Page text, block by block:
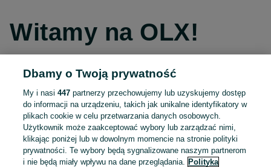
Witamy na OLX!
Kontynuuj przez Facebooka
Kontynuuj przez konto Apple
Kontynuuj przez konto Google
Dbamy o Twoją prywatność
My i nasi447 partnerzy przechowujemy lub uzyskujemy dostęp
do informacji na urządzeniu, takich jak unikalne identyfikatory w
plikach cookie w celu przetwarzania danych osobowych.
Użytkownik może zaakceptować wybory lub zarządzać nimi,
klikając poniżej lub w dowolnym momencie na stronie polityki
prywatności. Te wybory będą sygnalizowane naszym partnerom
i nie będą miały wpływu na dane przeglądania.
Polityka